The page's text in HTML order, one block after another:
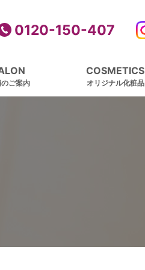
ご案内
COSMETICS
オリジナル化粧品
0120-150-407